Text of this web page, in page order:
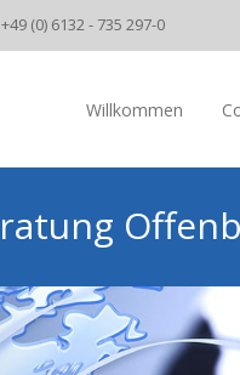
+49 (0) 6132 - 735 297-0
Willkommen